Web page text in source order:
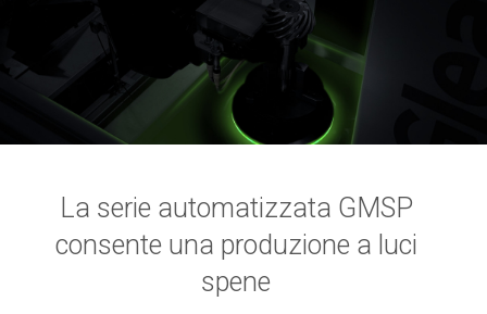
La serie automatizzata GMSP
consente una produzione a luci
spene